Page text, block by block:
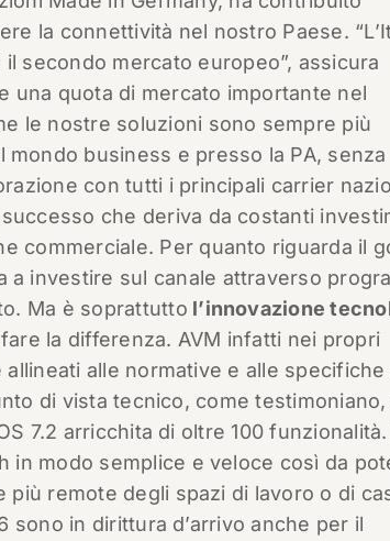
la connettività nel nostro Paese.
secondo mercato europeo”, assicura
una quota di mercato importante nel
le nostre soluzioni sono sempre più
mondo business e presso la PA, senza
con tutti i principali carrier
successo che deriva da costanti
commerciale. Per quanto riguarda il
a investire sul canale attraverso
Ma è soprattutto l’innovazione
la differenza. AVM infatti nei propri
alle normative e alle specifiche
di vista tecnico, come testimoniano,
7.2 arricchita di oltre 100 funzionalità.
in modo semplice e veloce così da
remote degli spazi di lavoro o di
sono in dirittura d’arrivo anche per il